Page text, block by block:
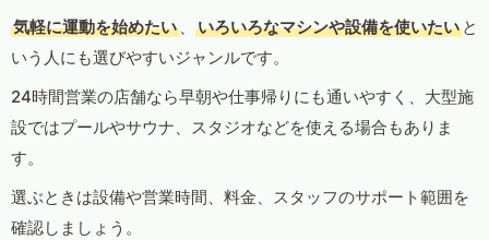
気軽に運動を始めたい 、 いろいろなマシンや設備を使いたい と
いう人にも選びやすいジャンルです。
24時間営業の店舗なら早朝や仕事帰りにも通いやすく、大型施
設ではプールやサウナ、スタジオなどを使える場合もありま
す。
選ぶときは設備や営業時間、料金、スタッフのサポート範囲を
確認しましょう。